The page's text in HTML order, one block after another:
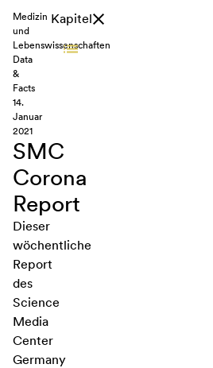
Medizin
und
Lebenswissenschaften
Data
&
Facts
14.
Januar
2021
SMC
Corona
Report
Dieser
wöchentliche
Report
des
Science
Media
Center
Germany
Kapitel